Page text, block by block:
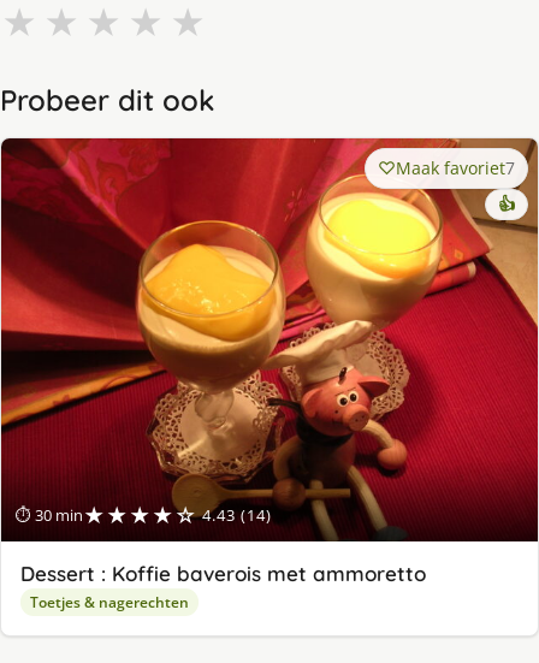
★ ★ ★ ★ ★
Probeer dit ook
⏱ 30 min★★★★☆ 4.43 (14)
Maak favoriet7
👍
Dessert : Koffie baverois met ammoretto
Toetjes & nagerechten